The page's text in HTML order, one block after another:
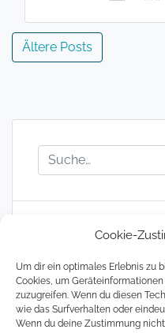
Cookie-
Um dir ein optimales Erlebnis zu
Cookies, um
zuzugreifen. Wenn du diesen
wie das Surfverhalten oder
Wenn du deine Zustimmung
Ältere Posts
The Magical